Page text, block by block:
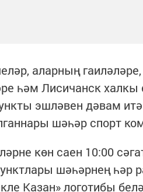
аларның
һәм Лисичанск халкы
эшләвен дәвам
шәһәр спорт
көн саен 10:00
шәһәрнең һәр
Казан» логотибы